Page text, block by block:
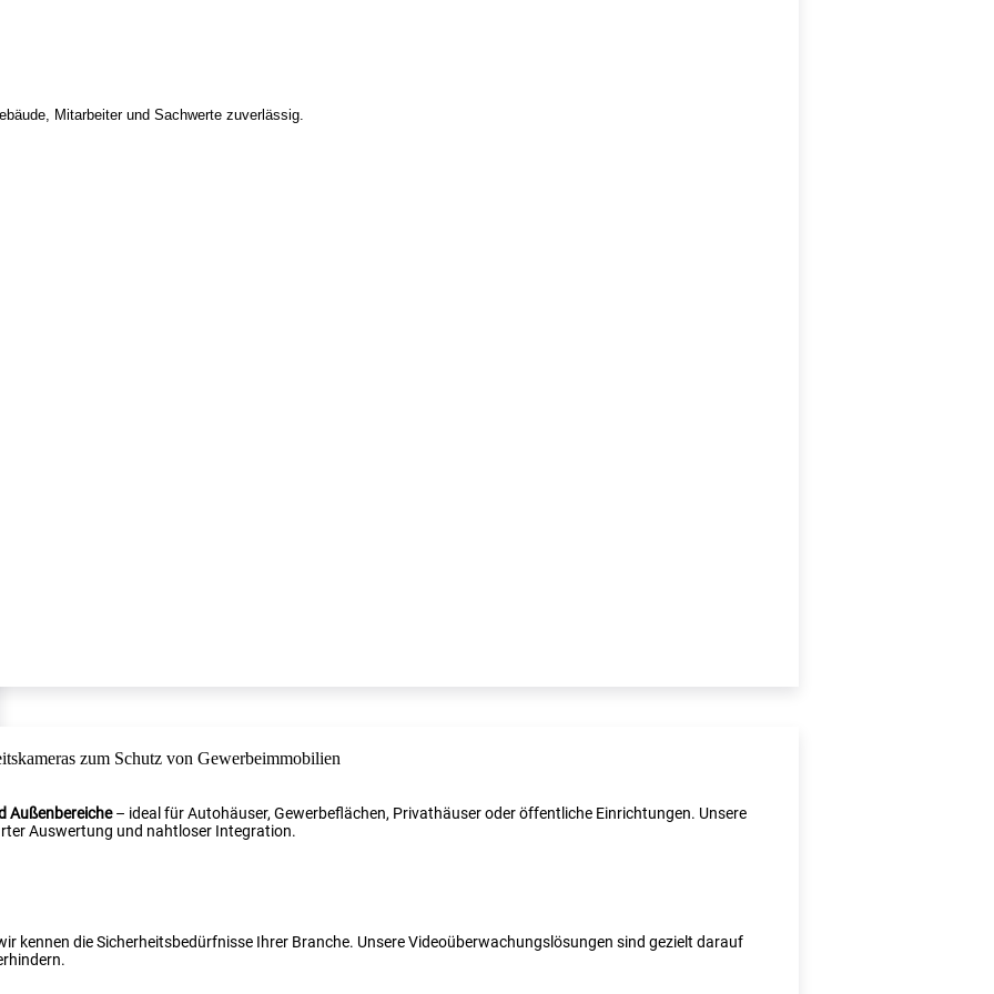
Mitarbeiter und Sachwerte zuverlässig.
Außenbereiche– ideal für Autohäuser, Gewerbeflächen, Privathäuser oder öffentliche Einrichtungen. Unsere
Auswertung und nahtloser Integration.
kennen die Sicherheitsbedürfnisse Ihrer Branche. Unsere Videoüberwachungslösungen sind gezielt darauf